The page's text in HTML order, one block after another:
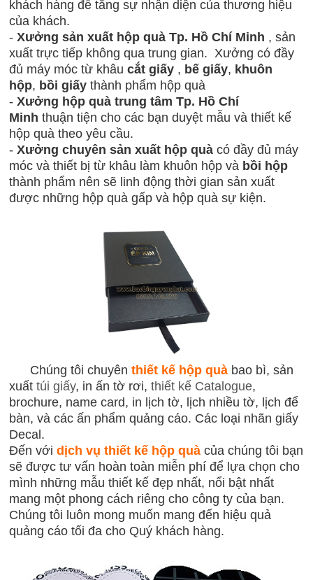
khách hàng để tăng sự nhận diện của thương hiệu
của khách.
- Xưởng sản xuất hộp quà Tp. Hồ Chí Minh , sản
xuất trực tiếp không qua trung gian. Xưởng có đầy
đủ máy móc từ khâu cắt giấy, bế giấy, khuôn
hộp, bồi giấythành phẩm hộp quà
- Xưởng hộp quà trung tâm Tp. Hồ Chí
Minh thuận tiện cho các bạn duyệt mẫu và thiết kế
hộp quà theo yêu cầu.
- Xưởng chuyên sản xuất hộp quàcó đầy đủ máy
móc và thiết bị từ khâu làm khuôn hộp và bồi hộp
thành phẩm nên sẽ linh động thời gian sản xuất
được những hộp quà gấp và hộp quà sự kiện.
Chúng tôi chuyên thiết kế hộp quàbao bì, sản
xuấttúi giấy, in ấn tờ rơi, thiết kế Catalogue,
brochure, name card, in lịch tờ, lịch nhiều tờ, lịch để
bàn, và các ấn phẩm quảng cáo. Các loại nhãn giấy
Decal.
Đến với dịch vụ thiết kế hộp quàcủa chúng tôi bạn
sẽ được tư vấn hoàn toàn miễn phí để lựa chọn cho
mình những mẫu thiết kế đẹp nhất, nổi bật nhất
mang một phong cách riêng cho công ty của bạn.
Chúng tôi luôn mong muốn mang đến hiệu quả
quảng cáo tối đa cho Quý khách hàng.